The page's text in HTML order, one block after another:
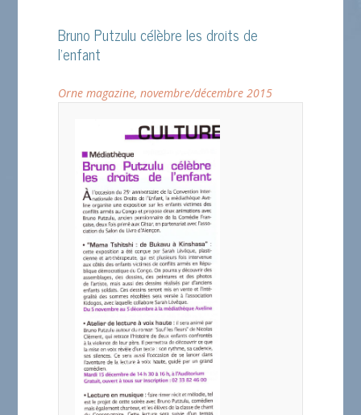
Bruno Putzulu célèbre les droits de
l’enfant
Orne magazine, novembre/décembre 2015